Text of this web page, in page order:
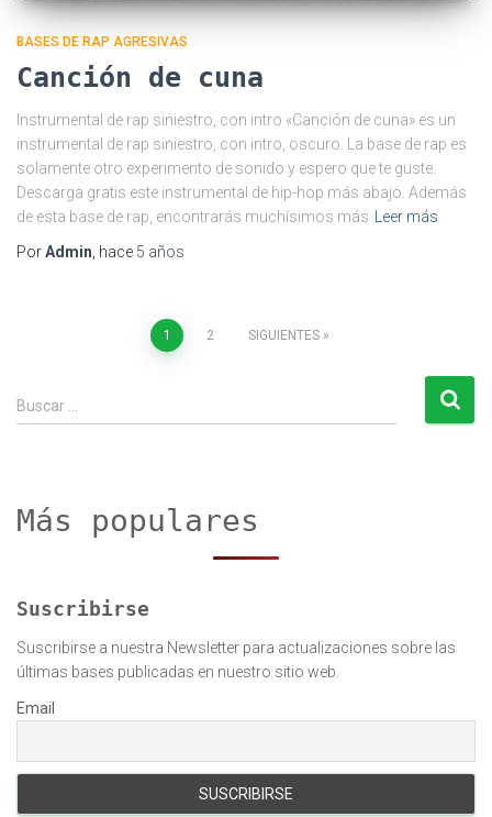
BASES DE RAP AGRESIVAS
Canción de cuna
Instrumental de rap siniestro, con intro «Canción de cuna» es un
instrumental de rap siniestro, con intro, oscuro. La base de rap es
solamente otro experimento de sonido y espero que te guste.
Descarga gratis este instrumental de hip-hop más abajo. Además
de esta base de rap, encontrarás muchísimos más Leer más
PorAdmin , hace 5 años
Paginación
de
1 2 SIGUIENTES
u
Buscar …
Más populares
Suscribirse
Suscribirse a nuestra Newsletter para actualizaciones sobre las
últimas bases publicadas en nuestro sitio web.
Email